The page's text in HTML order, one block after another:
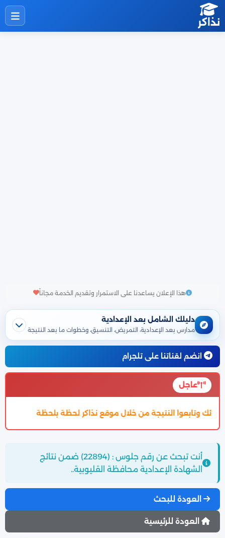
نذاكر
هذا الإعلان يساعدنا على الاستمرار وتقديم الخدمة مجاناً
دليلك الشامل بعد الإعدادية
مدارس بعد الإعدادية، التمريض، التنسيق، وخطوات ما بعد النتيجة
انضم لقناتنا على تلجرام
عاجل
موقع نذاكر لحظة بلحظة تم اعتماد تنسيق الالتحاق بالثانوية
أنت تبحث عن رقم جلوس : (22894) ضمن نتائج
الشهادة الإعدادية محافظة القليوبية..
العودة للبحث
العودة للرئيسية